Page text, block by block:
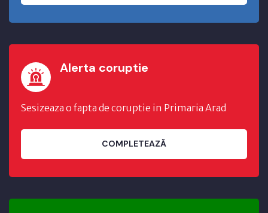
Alerta coruptie
Sesizeaza o fapta de coruptie in Primaria Arad
COMPLETEAZĂ